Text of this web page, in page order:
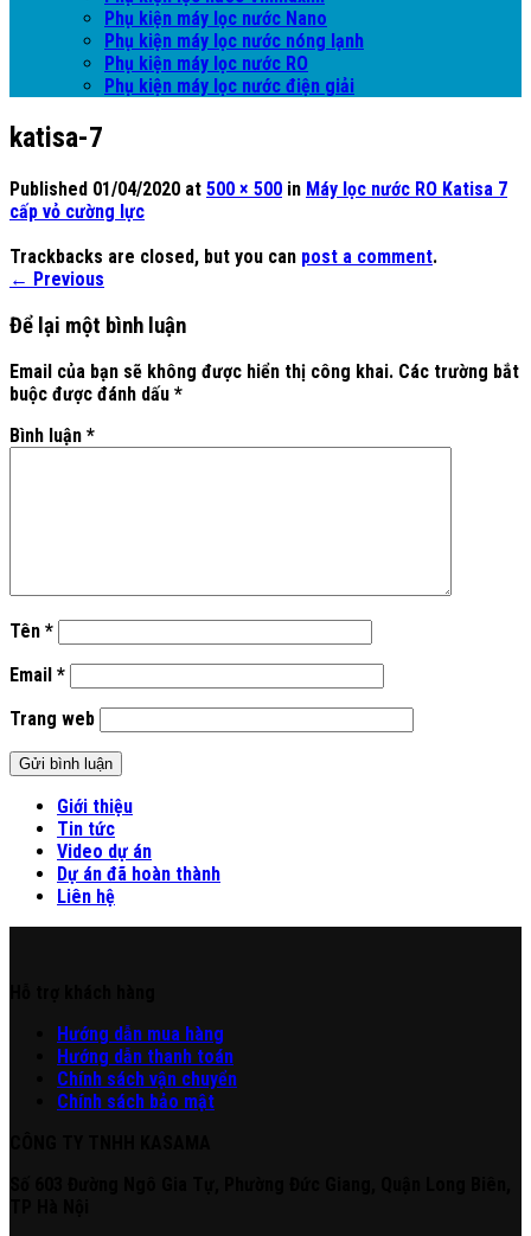
Phụ kiện máy lọc nước Nano
Phụ kiện máy lọc nước nóng lạnh
Phụ kiện máy lọc nước RO
Phụ kiện máy lọc nước điện giải
katisa-7
Published 01/04/2020 at 500 × 500 in Máy lọc nước RO Katisa 7
cấp vỏ cường lực
Trackbacks are closed, but you can post a comment.
← Previous
Để lại một bình luận
Email của bạn sẽ không được hiển thị công khai. Các trường bắt
buộc được đánh dấu *
Bình luận *
Tên *
Email *
Trang web
Giới thiệu
Tin tức
Video dự án
Dự án đã hoàn thành
Liên hệ
Hướng dẫn mua hàng
Hướng dẫn thanh toán
Chính sách vận chuyển
Chính sách bảo mật